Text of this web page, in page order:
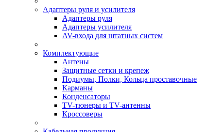
Адаптеры руля и усилителя
Адаптеры руля
Адаптеры усилителя
AV-входа для штатных систем
Комплектующие
Антены
Защитные сетки и крепеж
Подиумы, Полки, Кольца проставочные
Карманы
Конденсаторы
TV-тюнеры и TV-антенны
Кроссоверы